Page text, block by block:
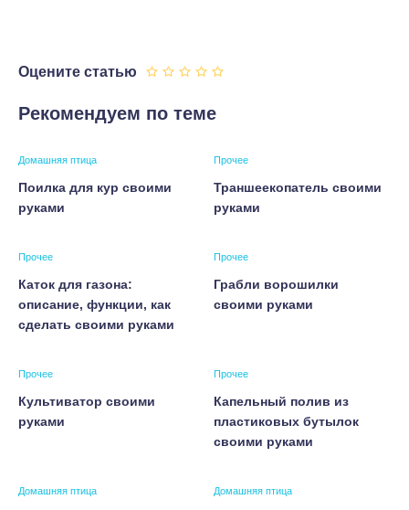
Оцените статью
Рекомендуем по теме
Домашняя птица
Поилка для кур своими
руками
Прочее
Траншеекопатель своими
руками
Прочее
Каток для газона:
описание, функции, как
сделать своими руками
Прочее
Грабли ворошилки
своими руками
Прочее
Культиватор своими
руками
Прочее
Капельный полив из
пластиковых бутылок
своими руками
Домашняя птица Домашняя птица